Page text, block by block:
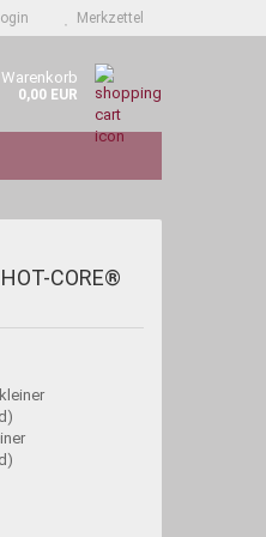
Merkzettel
Warenkorb
0,00 EUR
CORE®